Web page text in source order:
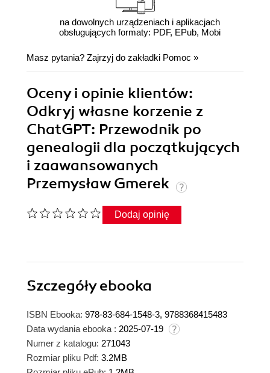
na dowolnych urządzeniach i aplikacjach
obsługujących formaty: PDF, EPub, Mobi
Masz pytania? Zajrzyj do zakładki Pomoc »
Oceny i opinie klientów:
Odkryj własne korzenie z
ChatGPT: Przewodnik po
genealogii dla początkujących
i zaawansowanych
Przemysław Gmerek
Dodaj opinię
Szczegółyebooka
ISBN Ebooka: 978-83-684-1548-3, 9788368415483
Data wydania ebooka : 2025-07-19
Numer z katalogu: 271043
Rozmiar pliku Pdf: 3.2MB